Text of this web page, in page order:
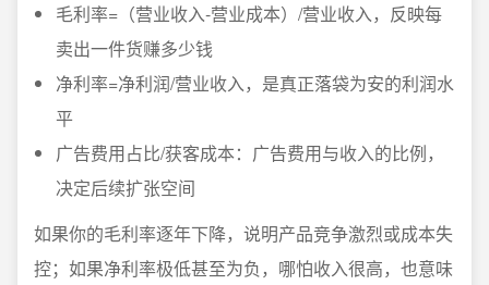
毛利率=（营业收入-营业成本）/营业收入，反映每
卖出一件货赚多少钱
净利率=净利润/营业收入，是真正落袋为安的利润水
平
广告费用占比/获客成本：广告费用与收入的比例，
决定后续扩张空间
如果你的毛利率逐年下降，说明产品竞争激烈或成本失
控；如果净利率极低甚至为负，哪怕收入很高，也意味